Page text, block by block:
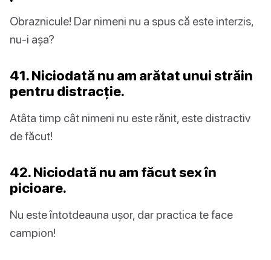
Obraznicule! Dar nimeni nu a spus că este interzis,
nu-i așa?
41. Niciodată nu am arătat unui străin
pentru distracție.
Atâta timp cât nimeni nu este rănit, este distractiv
de făcut!
42. Niciodată nu am făcut sex în
picioare.
Nu este întotdeauna ușor, dar practica te face
campion!